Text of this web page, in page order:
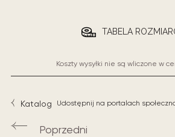
TABELA
Koszty wysyłki nie są wliczone w
Katalog Udostępnij na portalach
Poprzedni